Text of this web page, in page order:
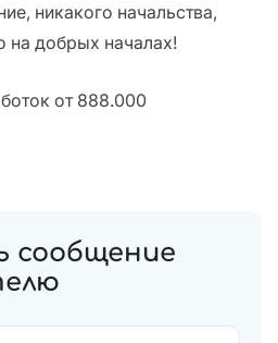
никакого начальства,
на добрых началах!
от 888.000
сообщение